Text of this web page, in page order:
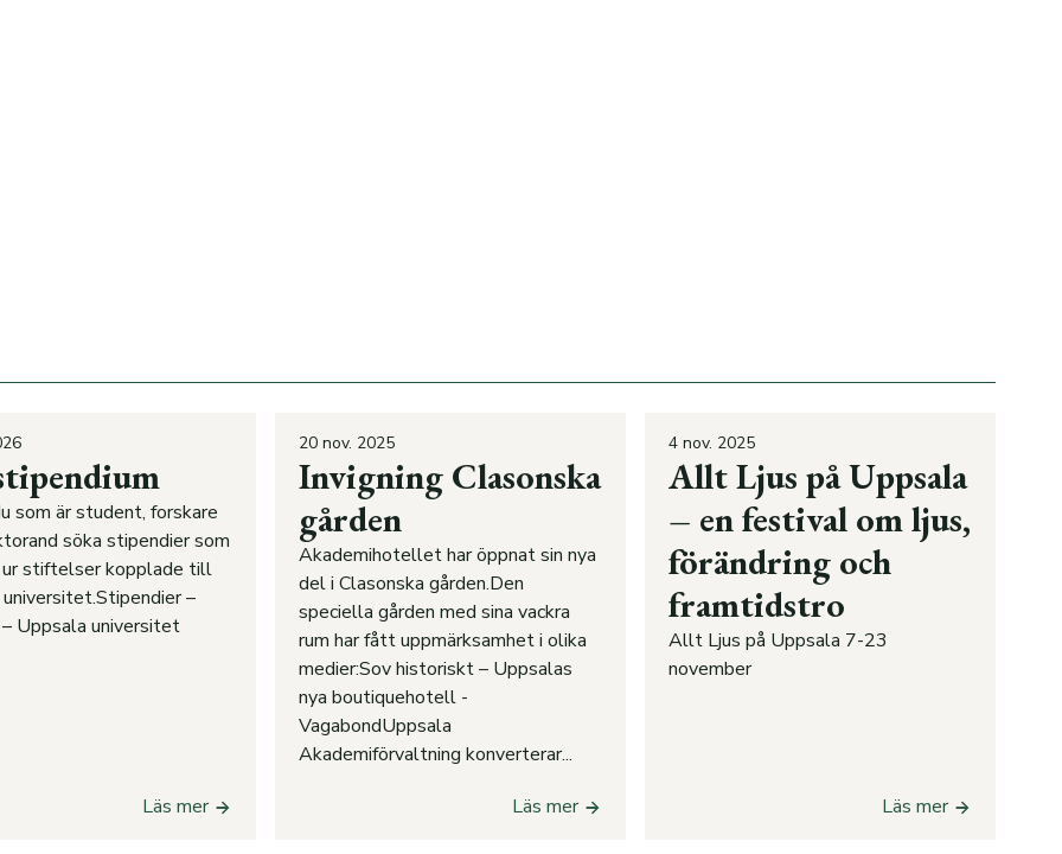
som är student, forskare
söka stipendier som
stiftelser kopplade till
–
Uppsala universitet
Läs mer
20 nov. 2025
Invigning Clasonska
gården
Akademihotellet har öppnat sin nya
del i Clasonska gården.Den
speciella gården med sina vackra
rum har fått uppmärksamhet i olika
medier:Sov historiskt – Uppsalas
nya boutiquehotell -
VagabondUppsala
Akademiförvaltning konverterar...
Läs mer
4 nov. 2025
Allt Ljus på Uppsala
– en festival om ljus,
förändring och
framtidstro
Allt Ljus på Uppsala 7-23
november
Läs mer